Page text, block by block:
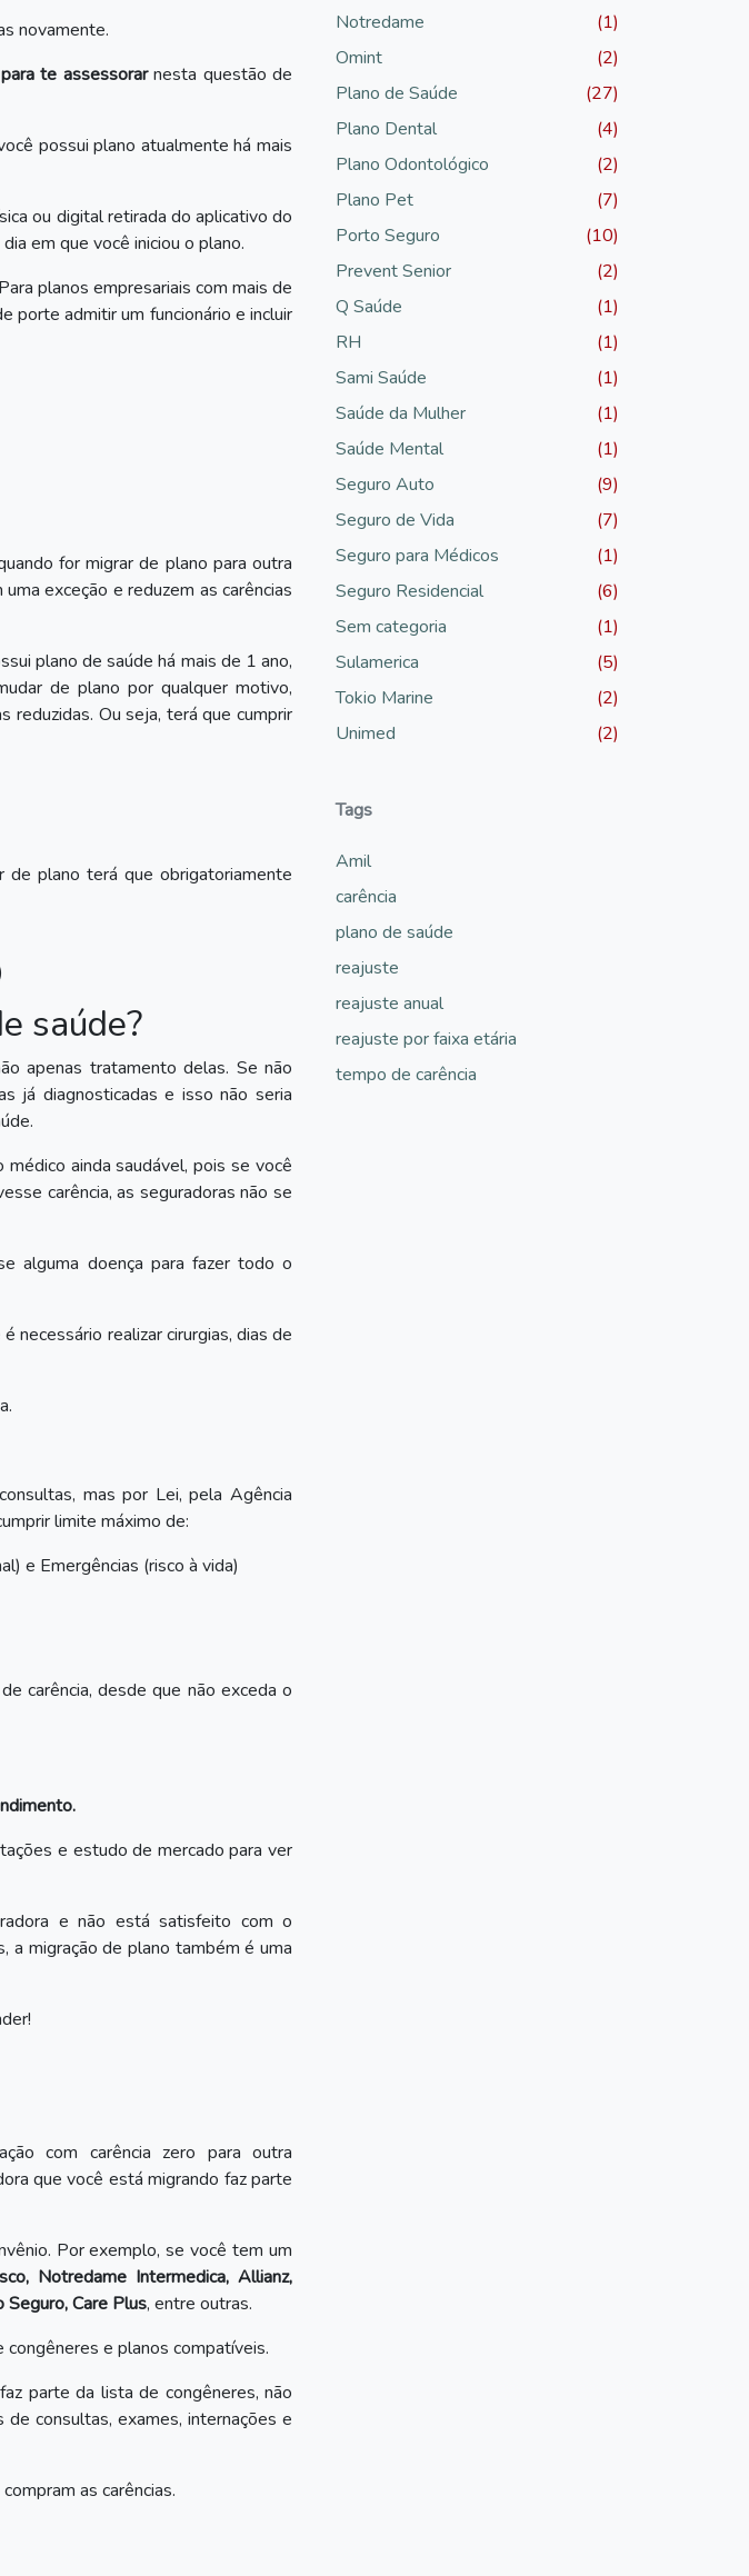
novamente.
te assessorarnesta questão de
possui plano atualmente há mais
ou digital retirada do aplicativo do
em que você iniciou o plano.
planos empresariais com mais de
porte admitir um funcionário e incluir
for migrar de plano para outra
exceção e reduzem as carências
plano de saúde há mais de 1 ano,
de plano por qualquer motivo,
reduzidas. Ou seja, terá que cumprir
de plano terá que obrigatoriamente
saúde?
apenas tratamento delas. Se não
já diagnosticadas e isso não seria
ainda saudável, pois se você
carência, as seguradoras não se
alguma doença para fazer todo o
necessário realizar cirurgias, dias de
mas por Lei, pela Agência
limite máximo de:
e Emergências (risco à vida)
carência, desde que não exceda o
e estudo de mercado para ver
e não está satisfeito com o
a migração de plano também é uma
com carência zero para outra
que você está migrando faz parte
Por exemplo, se você tem um
Notredame Intermedica, Allianz,
Seguro, Care Plus, entre outras.
e planos compatíveis.
parte da lista de congêneres, não
consultas, exames, internações e
as carências.
Notredame
(1)
Omint
(2)
Plano de Saúde
(27)
Plano Dental
(4)
Plano Odontológico
(2)
Plano Pet
(7)
Porto Seguro
(10)
Prevent Senior
(2)
Q Saúde
(1)
RH
(1)
Sami Saúde
(1)
Saúde da Mulher
(1)
Saúde Mental
(1)
Seguro Auto
(9)
Seguro de Vida
(7)
Seguro para Médicos
(1)
Seguro Residencial
(6)
Sem categoria
(1)
Sulamerica
(5)
Tokio Marine
(2)
Unimed
(2)
Tags
Amil
carência
plano de saúde
reajuste
reajuste anual
reajuste por faixa etária
tempo de carência